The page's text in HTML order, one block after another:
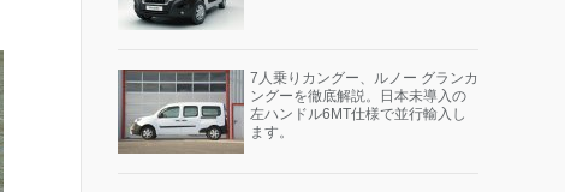
7人乗りカングー、ルノー グランカ
ングーを徹底解説。日本未導入の
左ハンドル6MT仕様で並行輸入し
ます。